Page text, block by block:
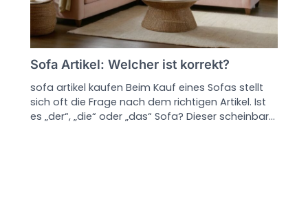
Sofa Artikel: Welcher ist korrekt?
sofa artikel kaufen Beim Kauf eines Sofas stellt
sich oft die Frage nach dem richtigen Artikel. Ist
es „der“, „die“ oder „das“ Sofa? Dieser scheinbar…